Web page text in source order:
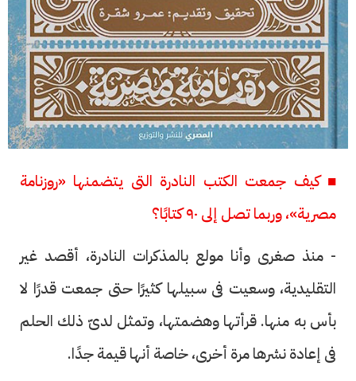
■ كيف جمعت الكتب النادرة التى يتضمنها «روزنامة
مصرية»، وربما تصل إلى ٩٠ كتابًا؟
- منذ صغرى وأنا مولع بالمذكرات النادرة، أقصد غير
التقليدية، وسعيت فى سبيلها كثيرًا حتى جمعت قدرًا لا
بأس به منها. قرأتها وهضمتها، وتمثل لدىّ ذلك الحلم
فى إعادة نشرها مرة أخرى، خاصة أنها قيمة جدًا.